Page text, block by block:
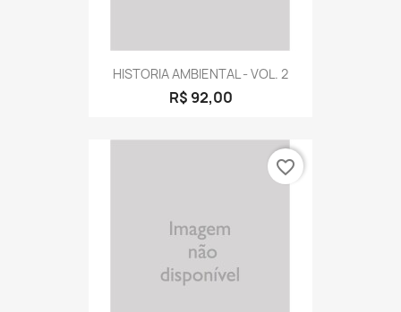
HISTORIA AMBIENTAL - VOL. 2
R$ 92,00
favorite_border